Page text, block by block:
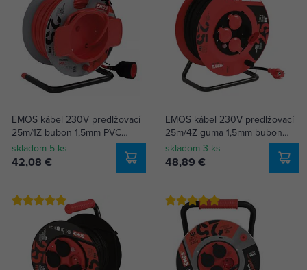
EMOS kábel 230V predlžovací
25m/1Z bubon 1,5mm PVC
P19125
skladom 5 ks
42,08 €
EMOS kábel 230V predlžovací
25m/4Z guma 1,5mm bubon
P084251
skladom 3 ks
48,89 €